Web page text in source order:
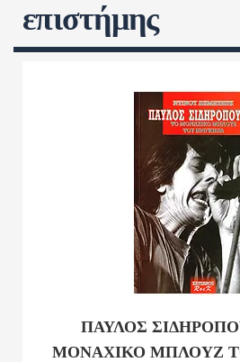
επιστήμης
ΠΑΥΛΟΣ
ΜΟΝΑΧΙΚΟ ΜΠΛΟΥΖ